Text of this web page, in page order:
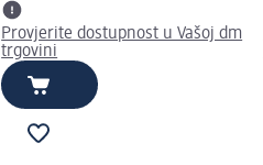
Provjerite dostupnost u Vašoj dm
trgovini